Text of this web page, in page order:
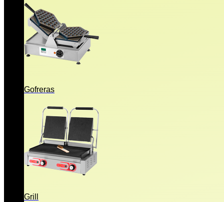
Gofreras
Grill